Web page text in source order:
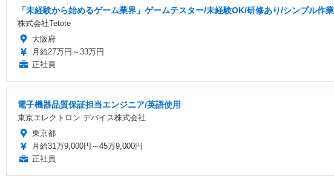
「未経験から始めるゲーム業界」ゲームテスター/未経験OK/研修あり/シンプル作
株式会社Tetote
大阪府
月給27万円～33万円
正社員
電子機器品質保証担当エンジニア/英語使用
東京エレクトロン デバイス株式会社
東京都
月給31万9,000円～45万9,000円
正社員